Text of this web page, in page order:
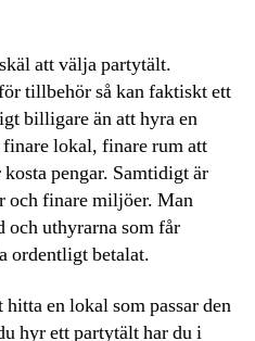
att välja partytält.
tillbehör så kan faktiskt ett
billigare än att hyra en
lokal, finare rum att
pengar. Samtidigt är
och finare miljöer. Man
och uthyrarna som får
ordentligt betalat.
en lokal som passar den
hyr ett partytält har du i